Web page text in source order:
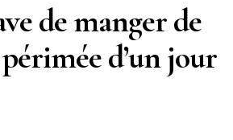
de manger de
d’un jour